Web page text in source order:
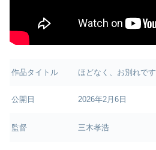
作品タイトル ほどなく、お別れです
公開日 2026年2月6日
監督 三木孝浩